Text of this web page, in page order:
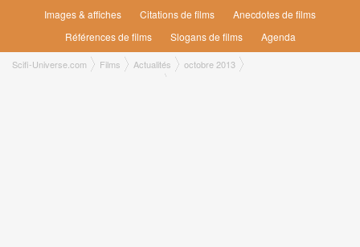
Images & affiches
Citations de films
Anecdotes de films
Références de films
Slogans de films Agenda
Scifi-Universe.com Films Actualités
octobre 2013